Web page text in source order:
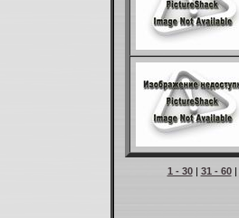
1 - 30| 31 - 60|